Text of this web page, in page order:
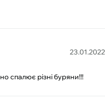
23.01.2022
спалює різні буряни!!!